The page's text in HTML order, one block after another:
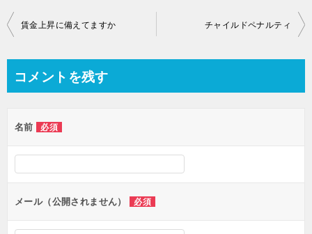
投
ビ
ー
シ
ョ
ン
賃金上昇に備えてますか チャイルドペナルティ
コメントを残す
名前 必須
メール（公開されません） 必須